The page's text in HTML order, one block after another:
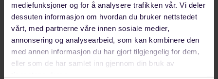
mediefunksjoner og for å analysere trafikken vår. Vi deler
dessuten informasjon om hvordan du bruker nettstedet
vårt, med partnerne våre innen sosiale medier,
annonsering og analysearbeid, som kan kombinere den
med annen informasjon du har gjort tilgjengelig for dem,
eller som de har samlet inn gjennom din bruk av